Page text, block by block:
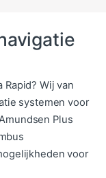
Wij van
systemen voor
Plus
voor